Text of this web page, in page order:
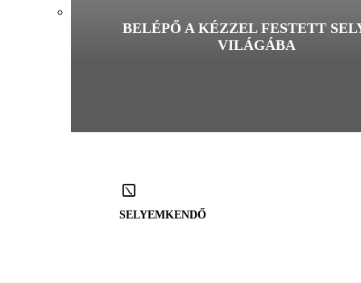
BELÉPŐ A KÉZZEL FESTETT
VILÁGÁBA
SELYEMKENDŐ